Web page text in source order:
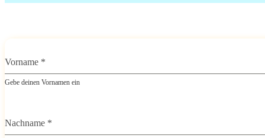
Vorname *
Gebe deinen Vornamen ein
Nachname *